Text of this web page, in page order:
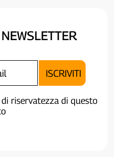
riservatezza di questo